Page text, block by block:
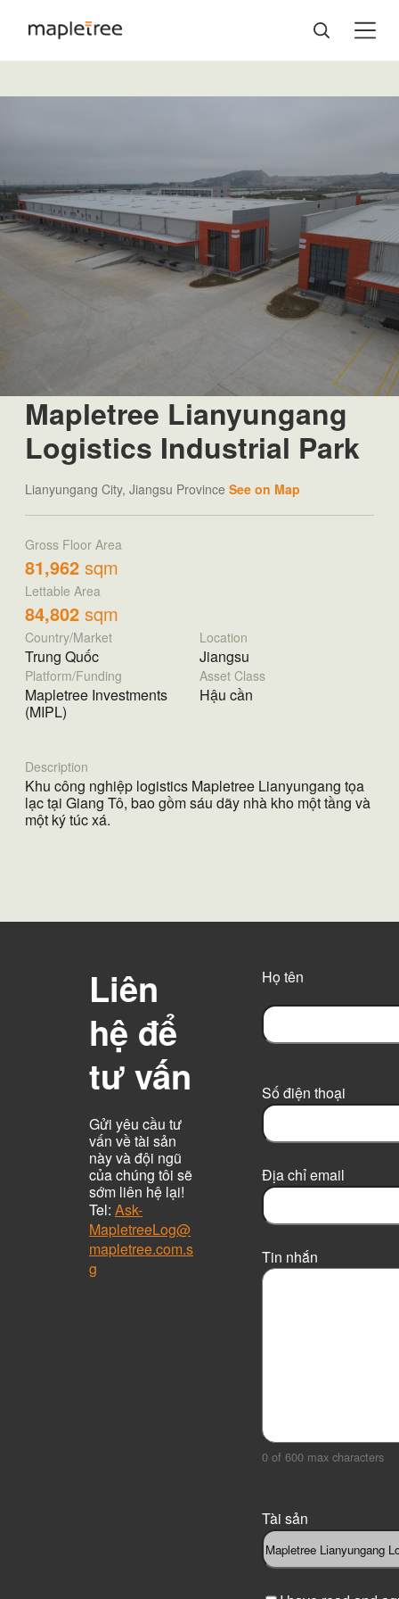
Mapletree Lianyungang
Logistics Industrial Park
Lianyungang City, Jiangsu Province See on Map
Gross Floor Area
81,962 sqm
Lettable Area
84,802 sqm
Country/Market
Trung Quốc
Location
Jiangsu
Platform/Funding
Mapletree Investments
(MIPL)
Asset Class
Hậu cần
Description
Khu công nghiệp logistics Mapletree Lianyungang tọa
lạc tại Giang Tô, bao gồm sáu dãy nhà kho một tầng và
một ký túc xá.
Liên
hệ để
tư vấn
Gửi yêu cầu tư
vấn về tài sản
này và đội ngũ
của chúng tôi sẽ
sớm liên hệ lại!
Tel: Ask-
MapletreeLog@
mapletree.com.s
g
Họ tên
r
s
t
Số điện thoại
Địa chỉ email
Tin nhắn
0 of 600 max characters
Tài sản